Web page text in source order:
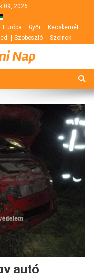
09, 2026
Európa Győr
Kecskemét
Szoboszló Szolnok
Nap
autó